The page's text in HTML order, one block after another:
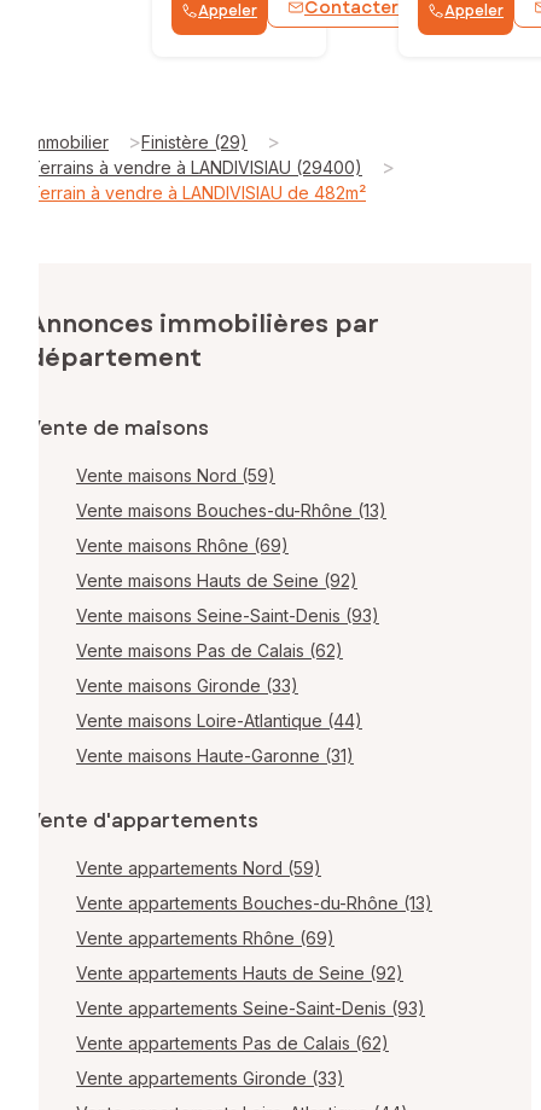
Appeler Contacter WhatsApp
Appeler
Immobilier >Finistère (29) >
Terrains à vendre à LANDIVISIAU (29400) >
Terrain à vendre à LANDIVISIAU de 482m²
Annonces immobilières par
département
Vente de maisons
Vente maisons Nord (59)
Vente maisons Bouches-du-Rhône (13)
Vente maisons Rhône (69)
Vente maisons Hauts de Seine (92)
Vente maisons Seine-Saint-Denis (93)
Vente maisons Pas de Calais (62)
Vente maisons Gironde (33)
Vente maisons Loire-Atlantique (44)
Vente maisons Haute-Garonne (31)
Vente d'appartements
Vente appartements Nord (59)
Vente appartements Bouches-du-Rhône (13)
Vente appartements Rhône (69)
Vente appartements Hauts de Seine (92)
Vente appartements Seine-Saint-Denis (93)
Vente appartements Pas de Calais (62)
Vente appartements Gironde (33)